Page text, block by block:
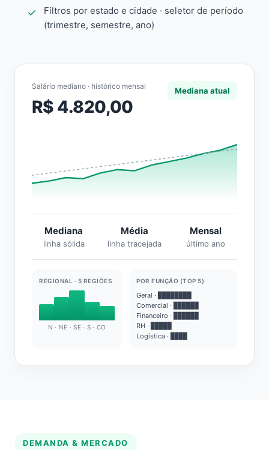
Filtros por estado e cidade · seletor de período
(trimestre, semestre, ano)
Salário mediano · histórico mensal
R$ 4.820,00
Mediana atual
Mediana
linha sólida
Média
linha tracejada
Mensal
último ano
REGIONAL · 5 REGIÕES
N · NE · SE · S · CO
POR FUNÇÃO (TOP 5)
Geral · ████████
Comercial · ██████
Financeiro · ██████
RH · █████
Logística · ████
DEMANDA & MERCADO